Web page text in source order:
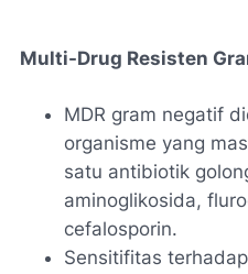
Multi-Drug Resisten
MDR gram negatif
organisme yang
satu antibiotik
aminoglikosida,
cefalosporin.
Sensitifitas